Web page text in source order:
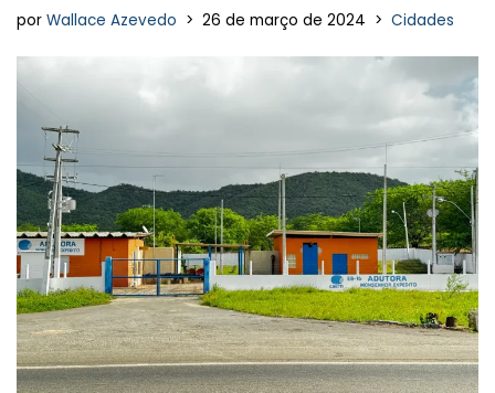
por Wallace Azevedo 26 de março de 2024 Cidades